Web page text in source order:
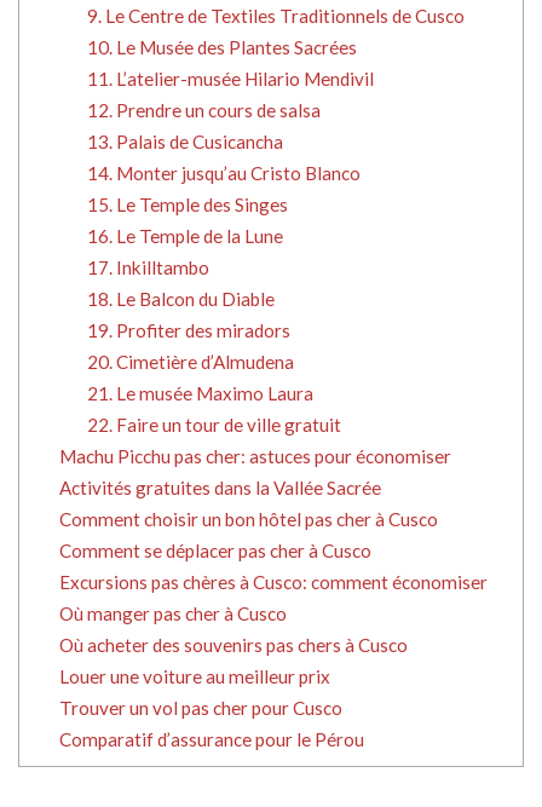
9. Le Centre de Textiles Traditionnels de Cusco
10. Le Musée des Plantes Sacrées
11. L’atelier-musée Hilario Mendivil
12. Prendre un cours de salsa
13. Palais de Cusicancha
14. Monter jusqu’au Cristo Blanco
15. Le Temple des Singes
16. Le Temple de la Lune
17. Inkilltambo
18. Le Balcon du Diable
19. Profiter des miradors
20. Cimetière d’Almudena
21. Le musée Maximo Laura
22. Faire un tour de ville gratuit
Machu Picchu pas cher: astuces pour économiser
Activités gratuites dans la Vallée Sacrée
Comment choisir un bon hôtel pas cher à Cusco
Comment se déplacer pas cher à Cusco
Excursions pas chères à Cusco: comment économiser
Où manger pas cher à Cusco
Où acheter des souvenirs pas chers à Cusco
Louer une voiture au meilleur prix
Trouver un vol pas cher pour Cusco
Comparatif d’assurance pour le Pérou